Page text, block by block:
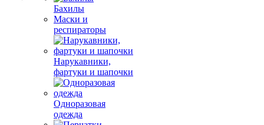
Бахилы
Маски и
респираторы
Нарукавники,
фартуки и шапочки
Одноразовая
одежда